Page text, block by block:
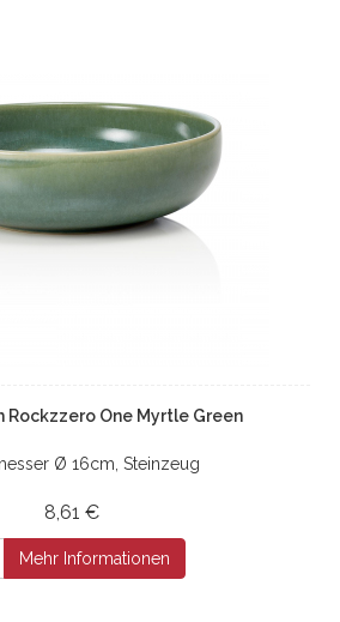
Rockzzero One Myrtle Green
Ø 16cm, Steinzeug
8,61 €
Mehr Informationen